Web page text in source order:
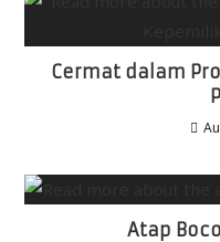
Cermat dalam
Atap